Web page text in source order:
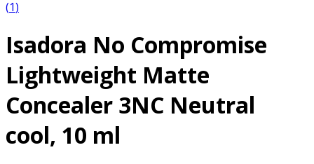
(1)
Isadora No Compromise
Lightweight Matte
Concealer 3NC Neutral
cool, 10 ml